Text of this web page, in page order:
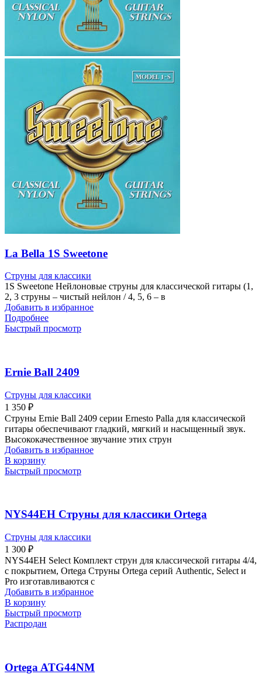
La Bella 1S Sweetone
Струны для классики
1S Sweetone Нейлоновые струны для классической гитары (1,
2, 3 струны – чистый нейлон / 4, 5, 6 – в
Добавить в избранное
Подробнее
Быстрый просмотр
Ernie Ball 2409
Струны для классики
1 350 ₽
Струны Ernie Ball 2409 серии Ernesto Palla для классической
гитары обеспечивают гладкий, мягкий и насыщенный звук.
Высококачественное звучание этих струн
Добавить в избранное
В корзину
Быстрый просмотр
NYS44EH Струны для классики Ortega
Струны для классики
1 300 ₽
NYS44EH Select Комплект струн для классической гитары 4/4,
с покрытием, Ortega Струны Ortega серий Authentic, Select и
Pro изготавливаются с
Добавить в избранное
В корзину
Быстрый просмотр
Распродан
Ortega ATG44NM